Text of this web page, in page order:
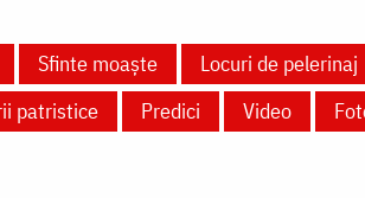
Sfinte moaște Locuri de pelerinaj
patristice Predici Video